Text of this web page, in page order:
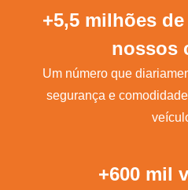
+5,5 milhões
nossos
Um número que
segurança e
+600 mil